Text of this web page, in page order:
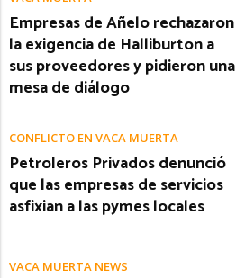
Empresas de Añelo rechazaron
la exigencia de Halliburton a
sus proveedores y pidieron una
mesa de diálogo
CONFLICTO EN VACA MUERTA
Petroleros Privados denunció
que las empresas de servicios
asfixian a las pymes locales
VACA MUERTA NEWS